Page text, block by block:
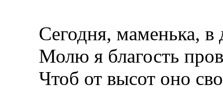
Сегодня, маменька, в
Молю я благость
Чтоб от высот оно